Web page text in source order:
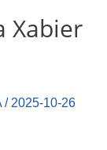
Xabier
/ 2025-10-26